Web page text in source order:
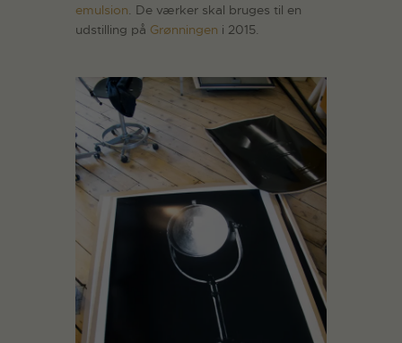
emulsion. De værker skal bruges til en
udstilling på Grønningen i 2015.